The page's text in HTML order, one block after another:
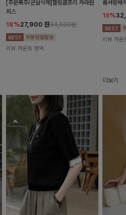
[주문폭주/군살삭제]젤링클프리 카라원
피스
18%27,900 원34,000원
리뷰 카운트 영역
롬셔링배
15%
리뷰 카운
더보기